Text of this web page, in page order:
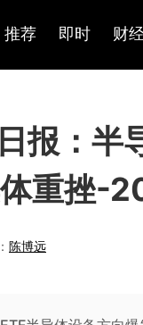
推荐 即时 财
报：半
重挫-
陈博远